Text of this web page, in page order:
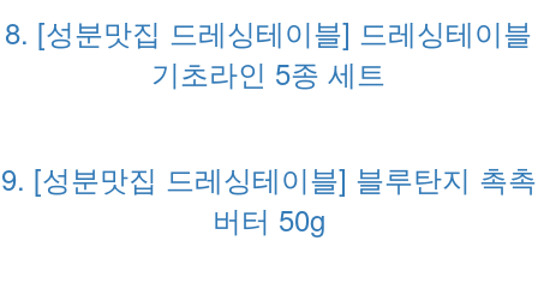
8. [성분맛집 드레싱테이블] 드레싱테이블
기초라인 5종 세트
9. [성분맛집 드레싱테이블] 블루탄지 촉촉
버터 50g